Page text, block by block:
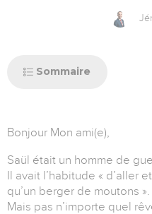
Sommaire
Bonjour Mon ami(e),
Saül était un homme de
Il avait l’habitude « d’aller
qu’un berger de moutons
Mais pas n’importe quel